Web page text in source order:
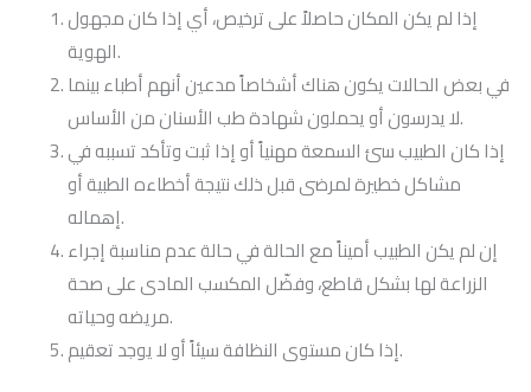
إذا لم يكن المكان حاصلاً على ترخيص، أي إذا كان مجهول
الهوية.
في بعض الحالات يكون هناك أشخاصاً مدعين أنهم أطباء بينما
لا يدرسون أو يحملون شهادة طب الأسنان من الأساس.
إذا كان الطبيب سئ السمعة مهنياً أو إذا ثبت وتأكد تسببه في
مشاكل خطيرة لمرضى قبل ذلك نتيجة أخطاءه الطبية أو
إهماله.
إن لم يكن الطبيب أميناً مع الحالة في حالة عدم مناسبة إجراء
الزراعة لها بشكل قاطع، وفضّل المكسب المادى على صحة
مريضه وحياته.
إذا كان مستوى النظافة سيئاً أو لا يوجد تعقيم.